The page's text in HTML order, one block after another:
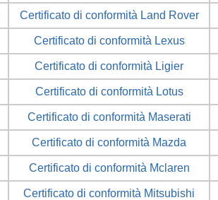
Certificato di conformità Land Rover
Certificato di conformità Lexus
Certificato di conformità Ligier
Certificato di conformità Lotus
Certificato di conformità Maserati
Certificato di conformità Mazda
Certificato di conformità Mclaren
Certificato di conformità Mitsubishi